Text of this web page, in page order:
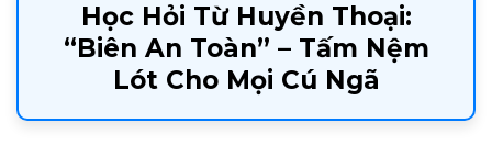
Học Hỏi Từ Huyền Thoại:
“Biên An Toàn” – Tấm Nệm
Lót Cho Mọi Cú Ngã